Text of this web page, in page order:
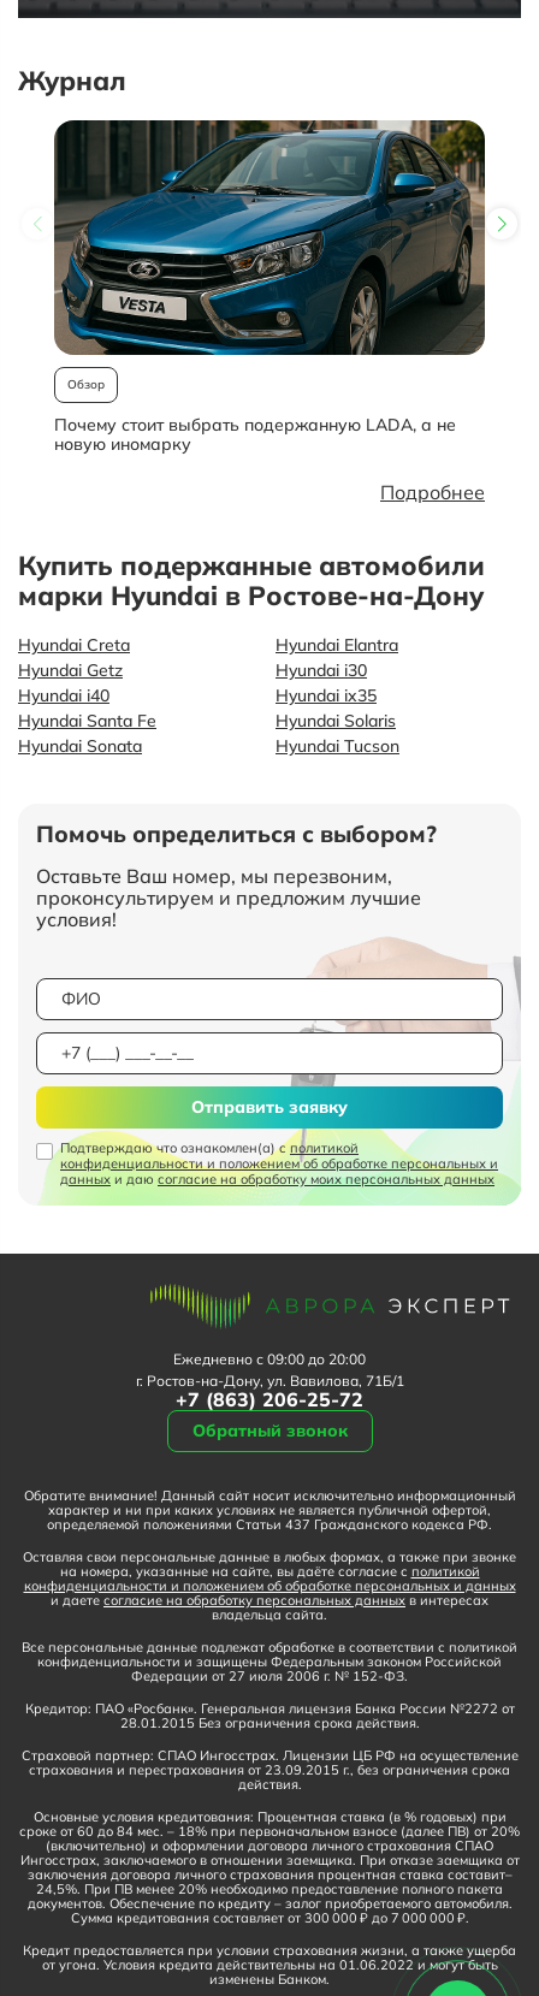
Журнал
Обзор
Почему стоит выбрать подержанную LADA, а не
новую иномарку
Подробнее
Купить подержанные автомобили
марки Hyundai в Ростове-на-Дону
Hyundai Creta
Hyundai Elantra
Hyundai Getz
Hyundai i30
Hyundai i40
Hyundai ix35
Hyundai Santa Fe
Hyundai Solaris
Hyundai Sonata
Hyundai Tucson
Помочь определиться с выбором?
Оставьте Ваш номер, мы перезвоним,
проконсультируем и предложим лучшие
условия!
Подтверждаю что ознакомлен(а) сполитикой
конфиденциальности и положением об обработке персональных и
данных и даю согласие на обработку моих персональных данных
Отправить заявку
Ежедневно с 09:00 до 20:00
г. Ростов-на-Дону, ул. Вавилова, 71Б/1
+7 (863) 206-25-72
Обратный звонок
Обратите внимание! Данный сайт носит исключительно информационный
характер и ни при каких условиях не является публичной офертой,
определяемой положениями Статьи 437 Гражданского кодекса РФ.
Оставляя свои персональные данные в любых формах, а также при звонке
на номера, указанные на сайте, вы даёте согласие с политикой
конфиденциальности и положением об обработке персональных и данных
и даете согласие на обработку персональных данных в интересах
владельца сайта.
Все персональные данные подлежат обработке в соответствии с политикой
конфиденциальности и защищены Федеральным законом Российской
Федерации от 27 июля 2006 г. № 152-ФЗ.
Кредитор: ПАО «Росбанк». Генеральная лицензия Банка России №2272 от
28.01.2015 Без ограничения срока действия.
Страховой партнер: СПАО Ингосстрах. Лицензии ЦБ РФ на осуществление
страхования и перестрахования от 23.09.2015 г., без ограничения срока
действия.
Основные условия кредитования: Процентная ставка (в % годовых) при
сроке от 60 до 84 мес. – 18% при первоначальном взносе (далее ПВ) от 20%
(включительно) и оформлении договора личного страхования СПАО
Ингосстрах, заключаемого в отношении заемщика. При отказе заемщика от
заключения договора личного страхования процентная ставка составит–
24,5%. При ПВ менее 20% необходимо предоставление полного пакета
документов. Обеспечение по кредиту – залог приобретаемого автомобиля.
Сумма кредитования составляет от 300 000 ₽ до 7 000 000 ₽.
Кредит предоставляется при условии страхования жизни, а также ущерба
от угона. Условия кредита действительны на 01.06.2022 и могут быть
изменены Банком.